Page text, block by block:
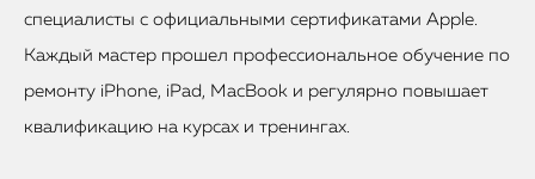
специалисты с официальными сертификатами Apple.
Каждый мастер прошел профессиональное обучение по
ремонту iPhone, iPad, MacBook и регулярно повышает
квалификацию на курсах и тренингах.